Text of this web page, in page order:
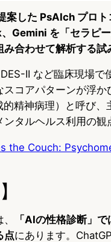
した PsAIch プロ
Gemini を「セラピ
合わせて解析する試
II など臨床現場
スコアパターンが浮
精神病理）と呼び
タルヘルス利用の観
the Couch:
「AIの性格診断」
点にあります。